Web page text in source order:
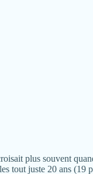
plus souvent
tout juste 20 ans (19